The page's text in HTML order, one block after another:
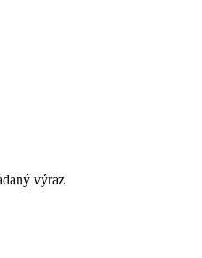
výraz